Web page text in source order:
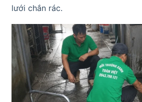
lưới chắn rác.